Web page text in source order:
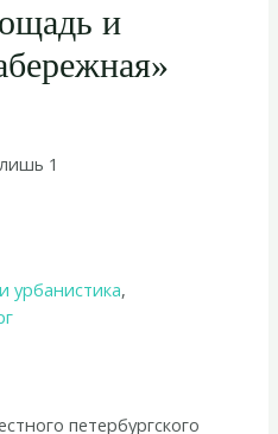
и
1
урбанистика,
петербургского